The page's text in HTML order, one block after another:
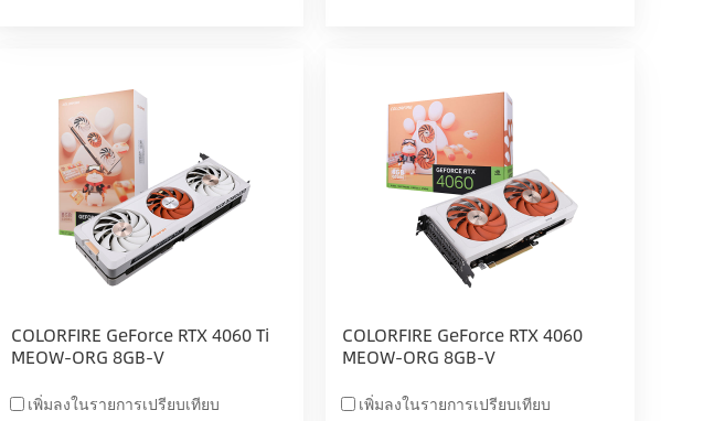
COLORFIRE GeForce RTX 4060 Ti
MEOW-ORG 8GB-V
เพิ่มลงในรายการเปรียบเทียบ
COLORFIRE GeForce RTX 4060
MEOW-ORG 8GB-V
เพิ่มลงในรายการเปรียบเทียบ